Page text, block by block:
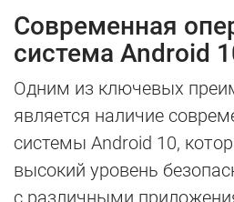
Современная
система Android
Одним из ключевых
является наличие
системы Android 10,
высокий уровень
с различными